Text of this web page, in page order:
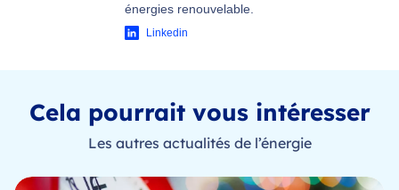
énergies renouvelable.
Linkedin
Cela pourrait vous intéresser
Les autres actualités de l’énergie